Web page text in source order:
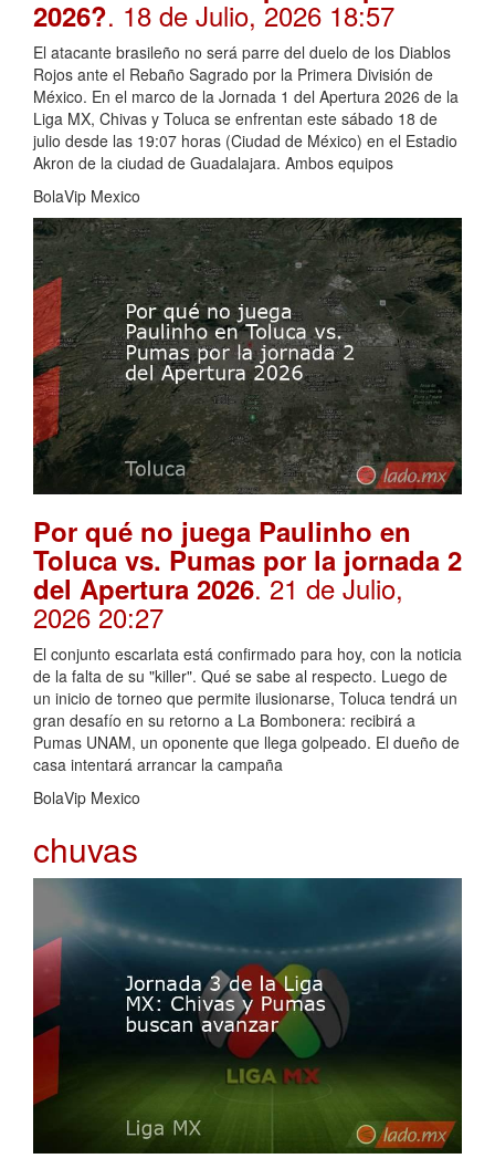
2026?. 18 de Julio, 2026 18:57
El atacante brasileño no será parre del duelo de los Diablos
Rojos ante el Rebaño Sagrado por la Primera División de
México. En el marco de la Jornada 1 del Apertura 2026 de la
Liga MX, Chivas y Toluca se enfrentan este sábado 18 de
julio desde las 19:07 horas (Ciudad de México) en el Estadio
Akron de la ciudad de Guadalajara. Ambos equipos
BolaVip Mexico
Por qué no juega Paulinho en
Toluca vs. Pumas por la jornada 2
del Apertura 2026. 21 de Julio,
2026 20:27
El conjunto escarlata está confirmado para hoy, con la noticia
de la falta de su "killer". Qué se sabe al respecto. Luego de
un inicio de torneo que permite ilusionarse, Toluca tendrá un
gran desafío en su retorno a La Bombonera: recibirá a
Pumas UNAM, un oponente que llega golpeado. El dueño de
casa intentará arrancar la campaña
BolaVip Mexico
chuvas